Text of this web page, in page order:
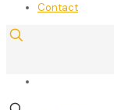
Contact